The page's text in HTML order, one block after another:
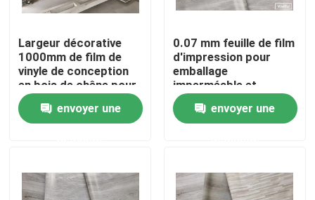
Contact Us
Request A Quote
Film décoratif de PVC
Le PVC a stratifié le film
Largeur décorative
1000mm de film de
vinyle de conception
en bois de chêne pour
le plancher de
SPC/WPCenvoyer une
0.07 mm feuille de film
d'impression pour
emballage
imperméable et
ignifuge
envoyer une